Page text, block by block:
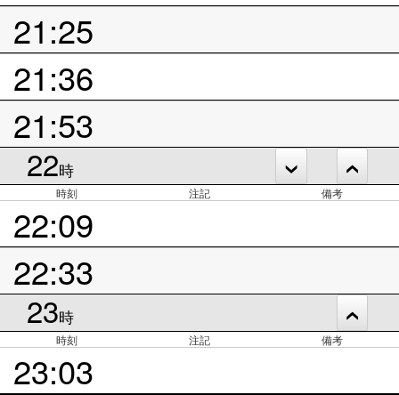
21:25
21:36
21:53
22時
時刻 注記 備考
22:09
22:33
23時
時刻 注記 備考
23:03